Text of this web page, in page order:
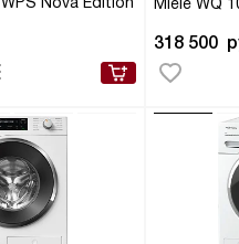
318 500